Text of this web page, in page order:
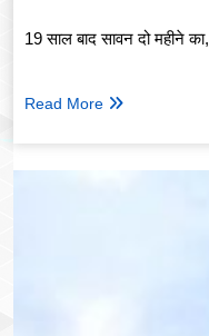
19 साल बाद सावन दो महीने
Read More